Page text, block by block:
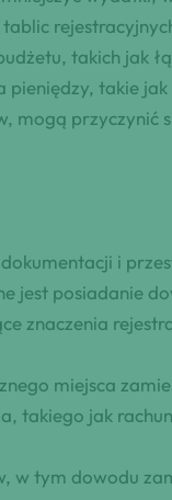
takich jak
pieniędzy, takie
przyczynić
i
jest posiadanie
znaczenia
miejsca
takiego jak
w tym dowodu